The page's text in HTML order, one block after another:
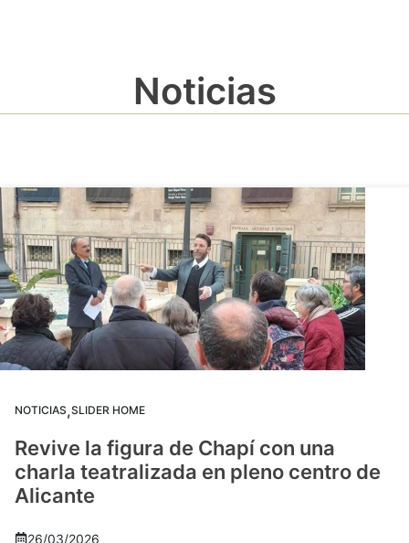
Noticias
NOTICIAS,SLIDER HOME
Revive la figura de Chapí con una
charla teatralizada en pleno centro de
Alicante
26/03/2026